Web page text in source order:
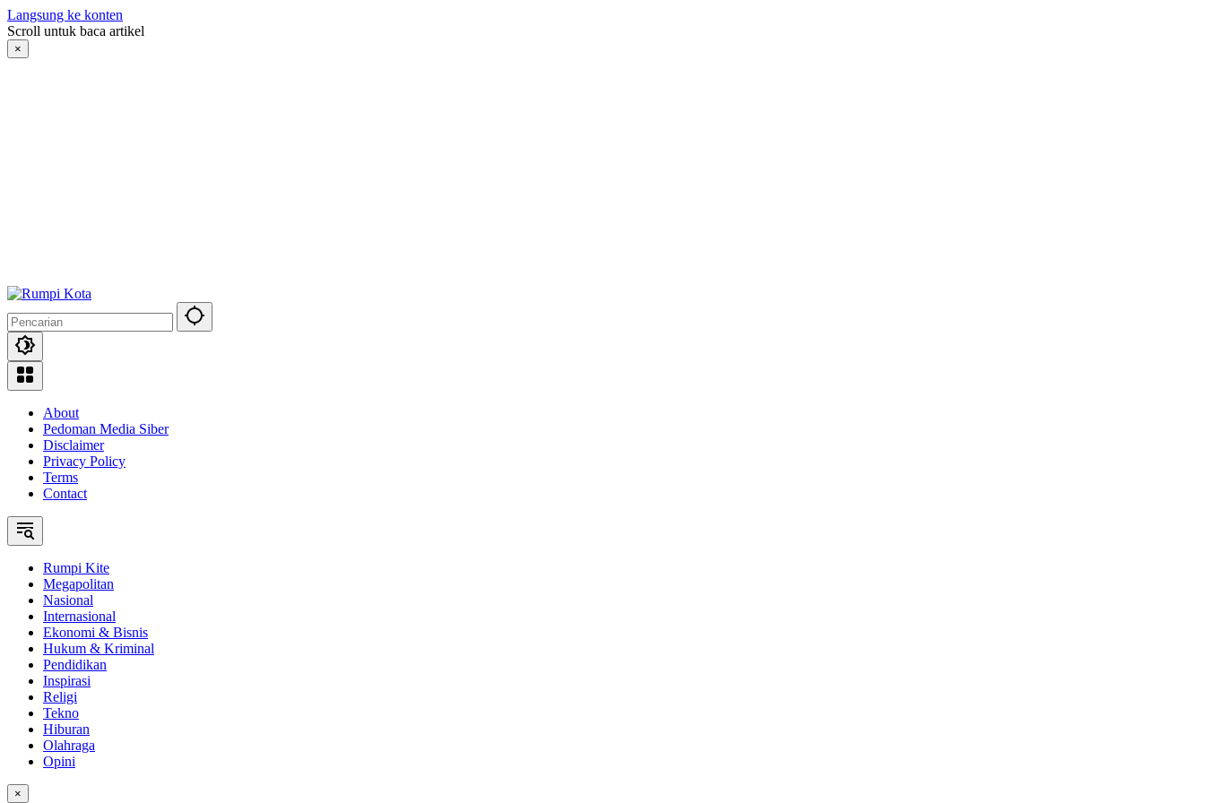
Langsung ke konten
Scroll untuk baca artikel
×
About
Pedoman Media Siber
Disclaimer
Privacy Policy
Terms
Contact
Rumpi Kite
Megapolitan
Nasional
Internasional
Ekonomi & Bisnis
Hukum & Kriminal
Pendidikan
Inspirasi
Religi
Tekno
Hiburan
Olahraga
Opini
×